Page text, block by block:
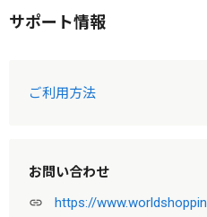
サポート情報
ご利用方法
お問い合わせ
link https://